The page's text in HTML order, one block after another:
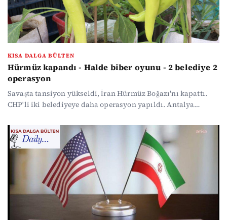
KISA DALGA BÜLTEN
Hürmüz kapandı - Halde biber oyunu - 2 belediye 2
operasyon
Savaşta tansiyon yükseldi, İran Hürmüz Boğazı'nı kapattı.
CHP'li iki belediyeye daha operasyon yapıldı. Antalya
usulsüzlük tespit edildi. A Milli Futbol Takımı, 2026 FIFA
Dünya Kupası Avrupa Elemeleri'nde Romanya'yı 1-0 mağlup
ederek play-off turu finaline yükseldi. Haber yoğunluğunda
kaybolmak istemeyenler için gündemin öne çıkan
başlıklarını özetledik...